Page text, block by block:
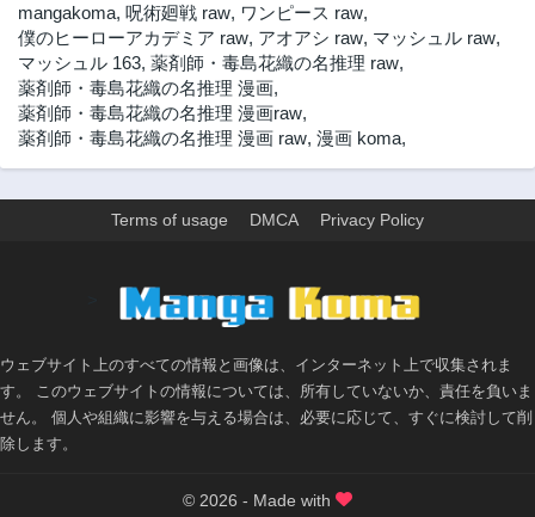
mangakoma, 呪術廻戦 raw, ワンピース raw,
僕のヒーローアカデミア raw, アオアシ raw, マッシュル raw,
マッシュル 163, 薬剤師・毒島花織の名推理 raw,
薬剤師・毒島花織の名推理 漫画,
薬剤師・毒島花織の名推理 漫画raw,
薬剤師・毒島花織の名推理 漫画 raw, 漫画 koma,
Terms of usage DMCA Privacy Policy
ウェブサイト上のすべての情報と画像は、インターネット上で収集されま
す。 このウェブサイトの情報については、所有していないか、責任を負いま
せん。 個人や組織に影響を与える場合は、必要に応じて、すぐに検討して削
除します。
© 2026 - Made with